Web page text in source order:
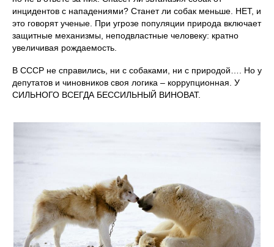
инцидентов с нападениями? Станет ли собак меньше. НЕТ, и
это говорят ученые. При угрозе популяции природа включает
защитные механизмы, неподвластные человеку: кратно
увеличивая рождаемость.
В СССР не справились, ни с собаками, ни с природой…. Но у
депутатов и чиновников своя логика – коррупционная. У
СИЛЬНОГО ВСЕГДА БЕССИЛЬНЫЙ ВИНОВАТ.